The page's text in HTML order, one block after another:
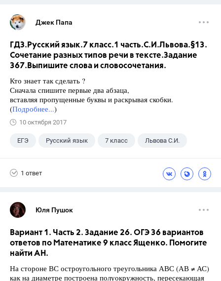
Джек Папа
ГДЗ.Русский язык.7 класс.1 часть.С.И.Львова.§13.
Сочетание разных типов речи в тексте.Задание
367.Выпишите слова и словосочетания.
Кто знает так сделать ?
Сначала спишите первые два абзаца,
вставляя пропущенные буквы и раскрывая скобки.
(Подробнее...)
10 октября 2017
ЕГЭ Русский язык 7 класс Львова С.И.
1 ответ
Юля Пушок
Вариант 1. Часть 2. Задание 26. ОГЭ 36 вариантов
ответов по Математике 9 класс Ященко. Помогите
найти АН.
На стороне ВС остроугольного треугольника АВС (АВ ≠ АС)
как на диаметре построена полуокружность, пересекающая